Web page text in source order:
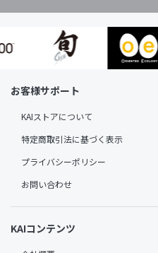
お客様サポート
KAIストアについて
特定商取引法に基づく表示
プライバシーポリシー
お問い合わせ
KAIコンテンツ